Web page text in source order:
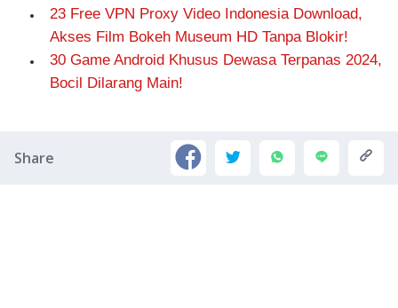
23 Free VPN Proxy Video Indonesia Download,
Akses Film Bokeh Museum HD Tanpa Blokir!
30 Game Android Khusus Dewasa Terpanas 2024,
Bocil Dilarang Main!
Share